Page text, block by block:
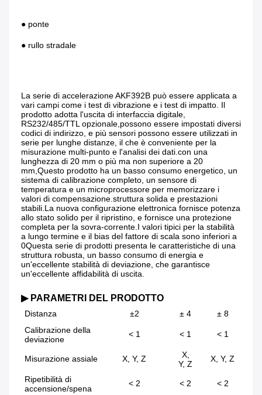
● ponte
● rullo stradale
La serie di accelerazione AKF392B può essere applicata a
vari campi come i test di vibrazione e i test di impatto. Il
prodotto adotta l'uscita di interfaccia digitale,
RS232/485/TTL opzionale,possono essere impostati diversi
codici di indirizzo, e più sensori possono essere utilizzati in
serie per lunghe distanze, il che è conveniente per la
misurazione multi-punto e l'analisi dei dati.con una
lunghezza di 20 mm o più ma non superiore a 20
mm,Questo prodotto ha un basso consumo energetico, un
sistema di calibrazione completo, un sensore di
temperatura e un microprocessore per memorizzare i
valori di compensazione.struttura solida e prestazioni
stabili.La nuova configurazione elettronica fornisce potenza
allo stato solido per il ripristino, e fornisce una protezione
completa per la sovra-corrente.I valori tipici per la stabilità
a lungo termine e il bias del fattore di scala sono inferiori a
0Questa serie di prodotti presenta le caratteristiche di una
struttura robusta, un basso consumo di energia e
un'eccellente stabilità di deviazione, che garantisce
un'eccellente affidabilità di uscita.
▶ PARAMETRI DEL PRODOTTO
Distanza ±2 ± 4
± 8
Calibrazione della
deviazione
< 1 < 1 < 1
Misurazione assiale X, Y, Z
X,
Y, Z
X, Y, Z
Ripetibilità di
accensione/spena
< 2 < 2 < 2